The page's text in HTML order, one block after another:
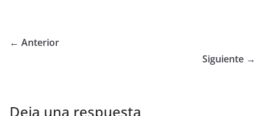
← Anterior
Siguiente →
Deja una respuesta